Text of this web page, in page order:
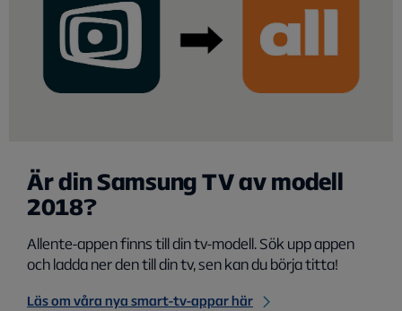
Är din Samsung TV av modell
2018?
Allente-appen finns till din tv-modell. Sök upp appen
och ladda ner den till din tv, sen kan du börja titta!
Läs om våra nya smart-tv-appar här